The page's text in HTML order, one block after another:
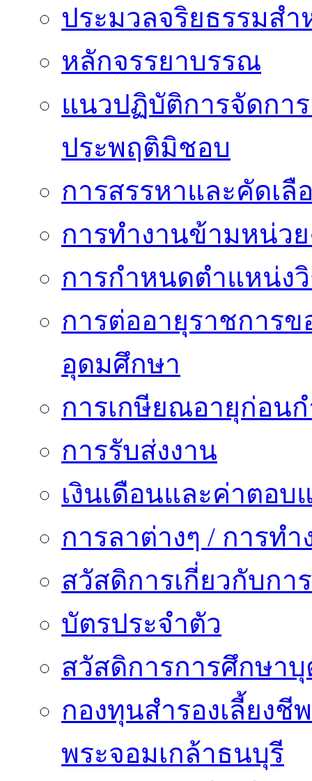
ประมวลจริยธรรมส
หลักจรรยาบรรณ
แนวปฏิบัติการจัดการ
ประพฤติมิชอบ
การสรรหาและคัดเลื
การทำงานข้ามหน่ว
การกำหนดตำแหน่ง
การต่ออายุราชการ
อุดมศึกษา
การเกษียณอายุก่อน
การรับส่งงาน
เงินเดือนและค่าตอบ
การลาต่างๆ / การทำ
สวัสดิการเกี่ยวกับกา
บัตรประจำตัว
สวัสดิการการศึกษาบุ
กองทุนสำรองเลี้ยง
พระจอมเกล้าธนบุรี